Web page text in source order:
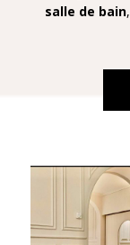
salle de bain,